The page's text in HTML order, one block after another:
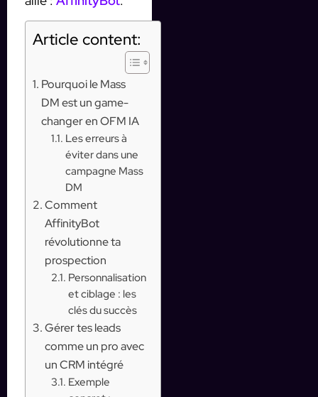
Article content:
Pourquoi le Mass
DM est un game-
changer en OFM IA
Les erreurs à
éviter dans une
campagne Mass
DM
Comment
AffinityBot
révolutionne ta
prospection
Personnalisation
et ciblage : les
clés du succès
Gérer tes leads
comme un pro avec
un CRM intégré
Exemple